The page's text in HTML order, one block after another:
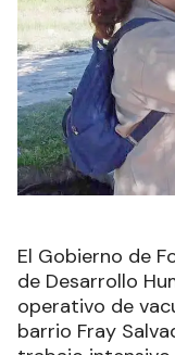
El Gobierno de
de Desarrollo
operativo de
barrio Fray